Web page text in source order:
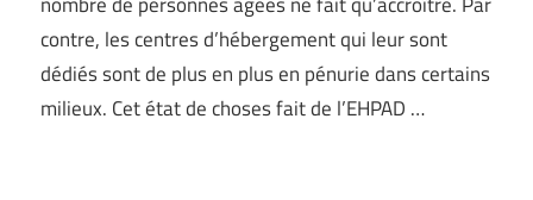
contre, les centres d’hébergement qui leur sont
dédiés sont de plus en plus en pénurie dans certains
milieux. Cet état de choses fait de l’EHPAD …